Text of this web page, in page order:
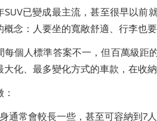
SUV已變成最主流，甚至很早以前
概念：人要坐的寬敞舒適、行李也要
每個人標準答案不一，但百萬級距
大化、最多變化方式的車款，在收
通常會較長一些，甚至可容納到7人